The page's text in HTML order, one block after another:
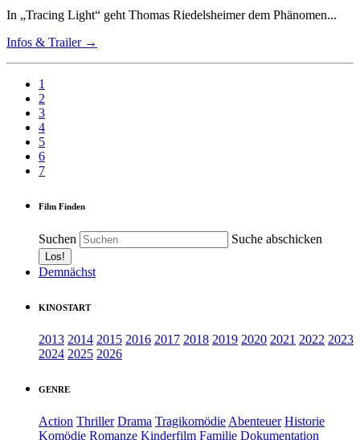
In „Tracing Light“ geht Thomas Riedelsheimer dem Phänomen...
Infos & Trailer →
1
2
3
4
5
6
7
Film Finden
Suchen Suche abschicken
Demnächst
KINOSTART
2013 2014 2015 2016 2017 2018 2019 2020 2021 2022 2023
2024 2025 2026
GENRE
Action Thriller Drama Tragikomödie Abenteuer Historie
Komödie Romanze Kinderfilm Familie Dokumentation